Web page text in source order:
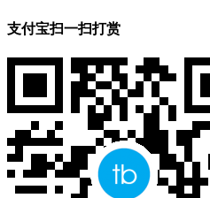
支付宝扫一扫打赏